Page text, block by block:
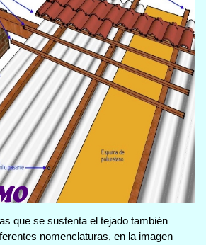
que se sustenta el tejado también
nomenclaturas, en la imagen